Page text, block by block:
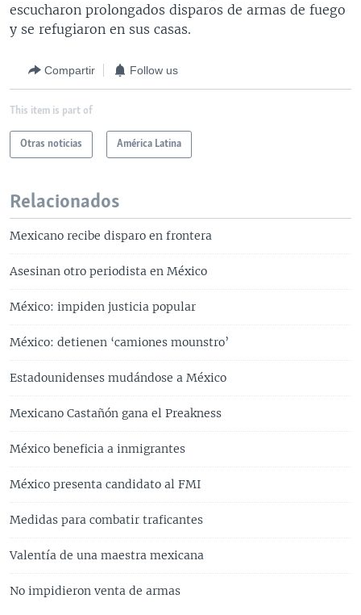
CIENCIA Y SALUD
VISIÓN 360
PANORAMA
AUDIONOTICIAS
ESTADOS UNIDOS AL DÍA
EL MUNDO AL DÍA [RADIO]
FORO [RADIO]
NOTA ECONÓMICA
DOCUMENTALES DE LA VOA
Learning English
SÍGANOS
escucharon prolongados disparos de armas de fuego
y se refugiaron en sus casas.
Compartir Follow us
This item is part of
Otras noticias América Latina
Relacionados
Mexicano recibe disparo en frontera
Asesinan otro periodista en México
México: impiden justicia popular
México: detienen ‘camiones mounstro’
Estadounidenses mudándose a México
Mexicano Castañón gana el Preakness
México beneficia a inmigrantes
México presenta candidato al FMI
Medidas para combatir traficantes
Valentía de una maestra mexicana
No impidieron venta de armas